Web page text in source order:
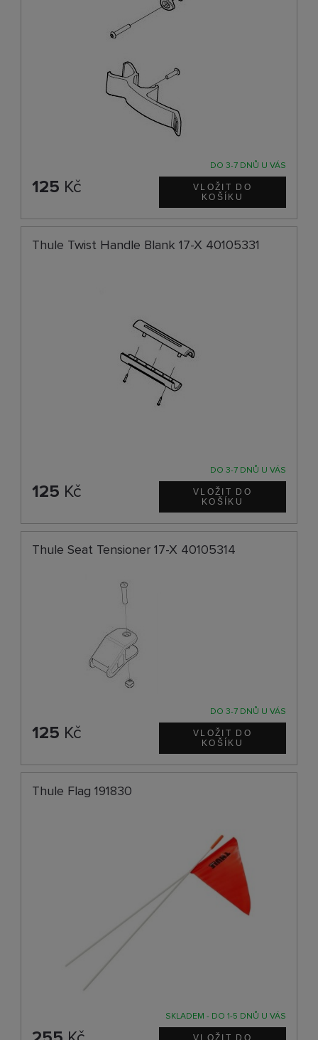
DO 3-7 DNŮ U VÁS
125 Kč
Thule Twist Handle Blank 17-X 40105331
DO 3-7 DNŮ U VÁS
125 Kč
Thule Seat Tensioner 17-X 40105314
DO 3-7 DNŮ U VÁS
125 Kč
Thule Flag 191830
SKLADEM - DO 1-5 DNŮ U VÁS